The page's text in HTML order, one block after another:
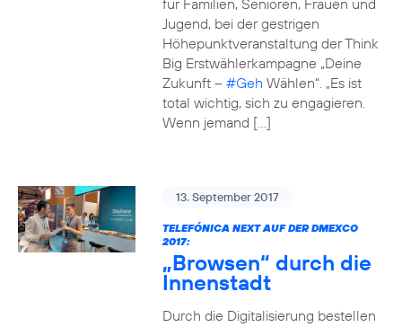
für Familien, Senioren, Frauen und
Jugend, bei der gestrigen
Höhepunktveranstaltung der Think
Big Erstwählerkampagne „Deine
Zukunft – #Geh Wählen“. „Es ist
total wichtig, sich zu engagieren.
Wenn jemand […]
13. September 2017
TELEFÓNICA NEXT AUF DER DMEXCO
2017:
„Browsen“ durch die
Innenstadt
Durch die Digitalisierung bestellen